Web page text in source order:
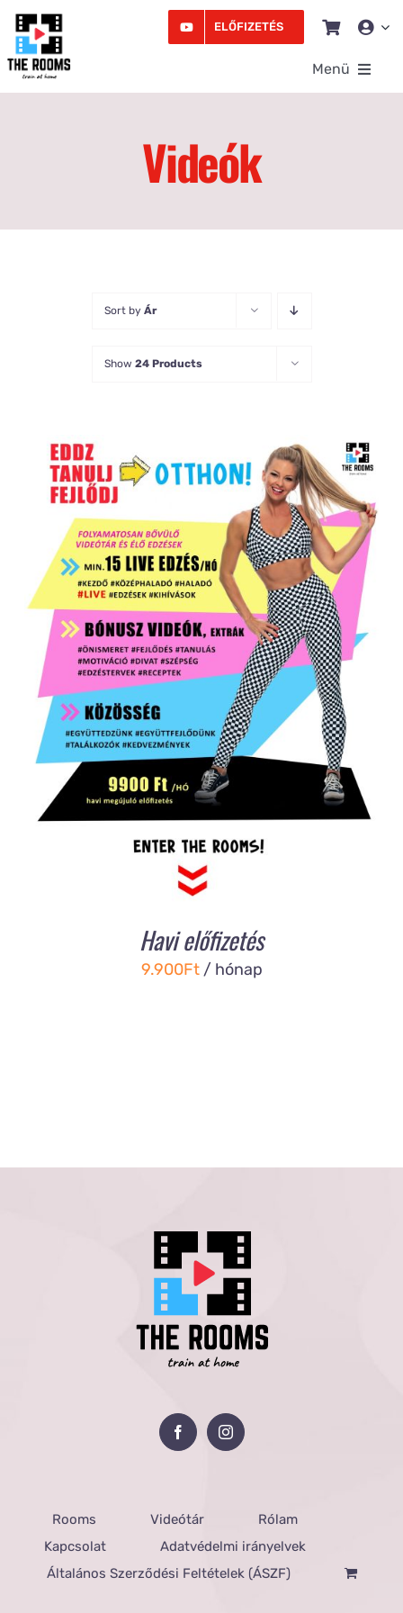
Kihagyás
ELŐFIZETÉS
Menü
Videó
Írás
Gy.I.K.
Tagság
Videók
Sort by Ár
Show 24 Products
ELŐFIZETÉS MEGRENDELÉSE
/
RÉSZLETEK
Havi előfizetés
9.900Ft / hónap
Rooms Videótár
Rólam
Kapcsolat
Adatvédelmi irányelvek
Általános Szerződési Feltételek (ÁSZF)